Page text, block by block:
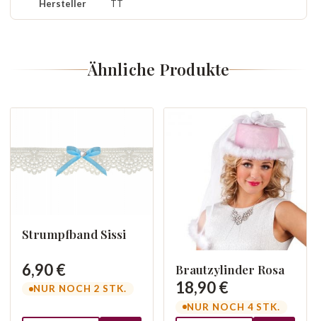
Hersteller TT
Ähnliche Produkte
Strumpfband Sissi
6,90 €
NUR NOCH 2 STK.
Brautzylinder Rosa
18,90 €
NUR NOCH 4 STK.